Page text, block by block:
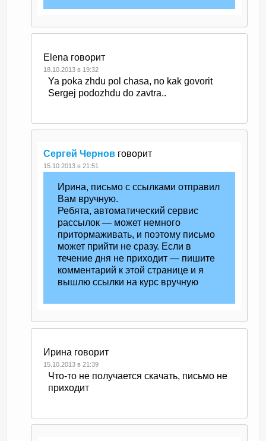
Elena говорит
18.10.2013 в 19:32
Ya poka zhdu pol chasa, no kak govorit
Sergej podozhdu do zavtra..
Сергей Чернов говорит
15.10.2013 в 21:51
Ирина, письмо с ссылками отправил
Вам вручную.
Ребята, автоматический сервис
рассылок — может немного
притормаживать, и поэтому письмо
может прийти не сразу. Если в
течение дня не приходит — пишите
комментарий к этой странице и я
вышлю ссылки на курс вручную
Ирина говорит
15.10.2013 в 21:39
Что-то не получается скачать, письмо не
приходит